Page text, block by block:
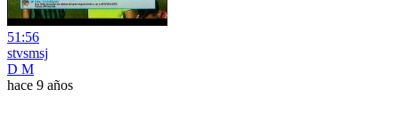
51:56
stvsmsj
D M
hace 9 años